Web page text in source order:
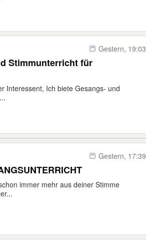
Gestern, 19:03
Stimmunterricht für
Interessent, Ich biete Gesangs- und
Gestern, 17:39
immer mehr aus deiner Stimme